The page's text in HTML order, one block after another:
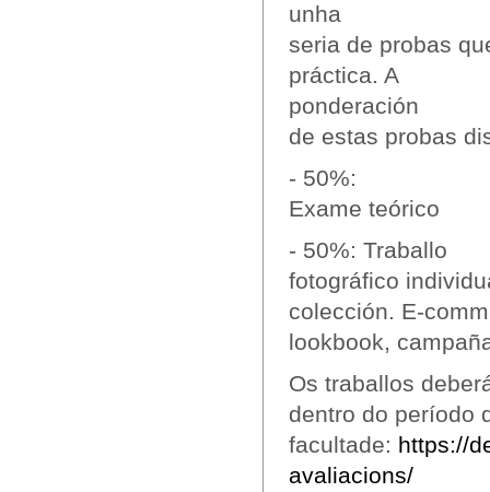
unha
seria de probas
práctica. A
ponderación
de estas probas
- 50%:
Exame teórico
- 50%: Traballo
fotográfico
colección. E-
lookbook,
Os traballos
dentro do período
facultade: https://
avaliacions/